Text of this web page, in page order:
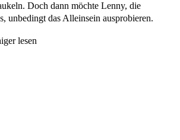
Doch dann möchte Lenny, die
unbedingt das Alleinsein ausprobieren.
lesen